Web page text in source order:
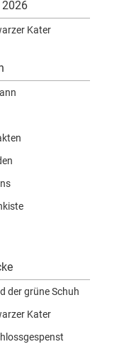
2026
Kater
der grüne Schuh
Kater